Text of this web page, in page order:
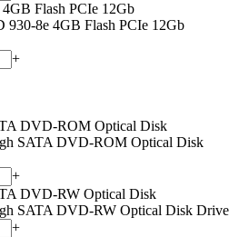
Flash PCIe 12Gb
930-8e 4GB Flash PCIe 12Gb
+
DVD-ROM Optical Disk
SATA DVD-ROM Optical Disk
+
DVD-RW Optical Disk
SATA DVD-RW Optical Disk Drive
+